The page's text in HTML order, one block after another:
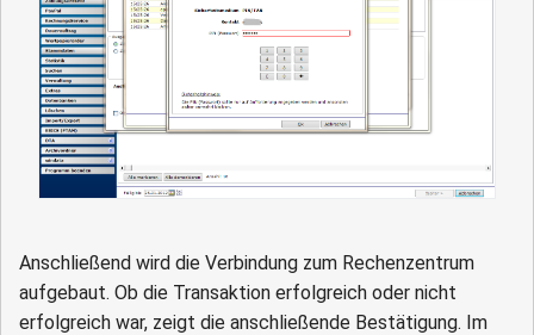
Anschließend wird die Verbindung zum Rechenzentrum
aufgebaut. Ob die Transaktion erfolgreich oder nicht
erfolgreich war, zeigt die anschließende Bestätigung. Im